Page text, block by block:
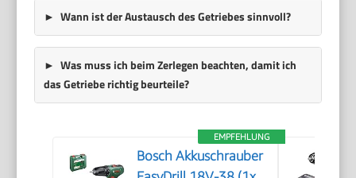
Wann ist der Austausch des Getriebes sinnvoll?
Was muss ich beim Zerlegen beachten, damit ich
das Getriebe richtig beurteile?
EMPFEHLUNG
Bosch Akkuschrauber